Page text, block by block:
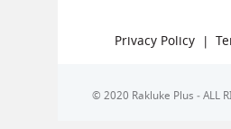
Privacy Policy |
© 2020 Rakluke Plus - ALL